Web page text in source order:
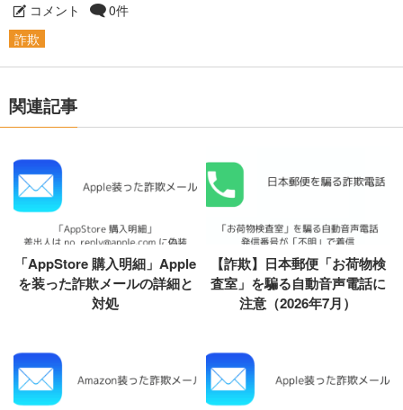
コメント
0件
詐欺
関連記事
「AppStore 購入明細」Apple
を装った詐欺メールの詳細と
対処
【詐欺】日本郵便「お荷物検
査室」を騙る自動音声電話に
注意（2026年7月）